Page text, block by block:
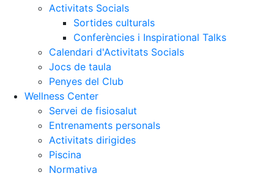
Activitats Socials
Sortides culturals
Conferències i Inspirational Talks
Calendari d'Activitats Socials
Jocs de taula
Penyes del Club
Wellness Center
Servei de fisiosalut
Entrenaments personals
Activitats dirigides
Piscina
Normativa